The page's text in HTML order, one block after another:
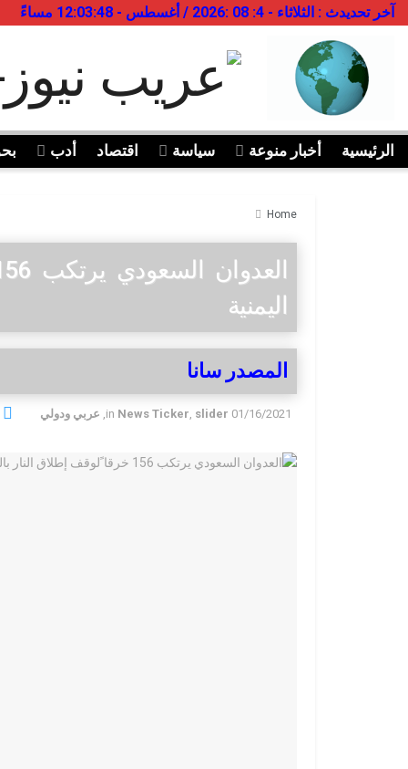
آخر تحديدث : الثلاثاء - 4: 08 :2026 / أغسطس - 12:03:48 مساءً
الرئيسية أخبار منوعة سياسة اقتصاد أدب
Home
اليمنية
المصدر سانا
01/16/2021
in News Ticker, slider
, عربي ودولي